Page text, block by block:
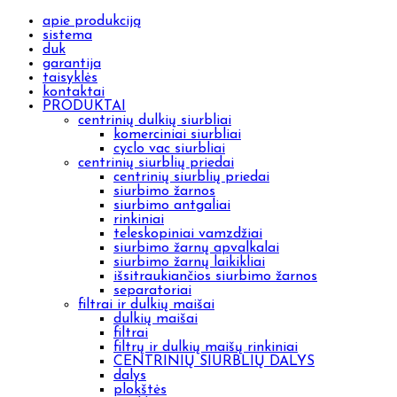
apie produkciją
sistema
duk
garantija
taisyklės
kontaktai
PRODUKTAI
centrinių dulkių siurbliai
komerciniai siurbliai
cyclo vac siurbliai
centrinių siurblių priedai
centrinių siurblių priedai
siurbimo žarnos
siurbimo antgaliai
rinkiniai
teleskopiniai vamzdžiai
siurbimo žarnų apvalkalai
siurbimo žarnų laikikliai
išsitraukiančios siurbimo žarnos
separatoriai
filtrai ir dulkių maišai
dulkių maišai
filtrai
filtrų ir dulkių maišų rinkiniai
CENTRINIŲ SIURBLIŲ DALYS
dalys
plokštės